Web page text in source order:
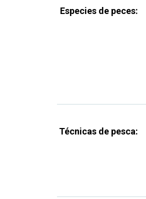
Especies de peces:
Técnicas de pesca: